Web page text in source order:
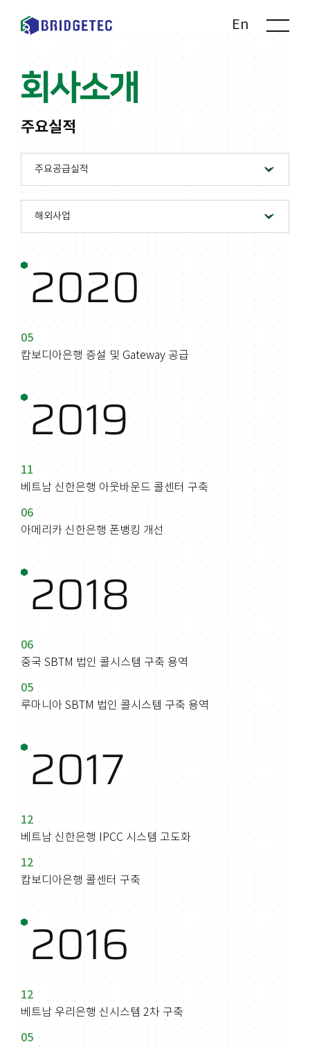
En
회사소개
주요실적
2020
05
캄보디아은행 증설 및 Gateway 공급
2019
11
베트남 신한은행 아웃바운드 콜센터 구축
06
아메리카 신한은행 폰뱅킹 개선
2018
06
중국 SBTM 법인 콜시스템 구축 용역
05
루마니아 SBTM 법인 콜시스템 구축 용역
2017
12
베트남 신한은행 IPCC 시스템 고도화
12
캄보디아은행 콜센터 구축
2016
12
베트남 우리은행 신시스템 2차 구축
05